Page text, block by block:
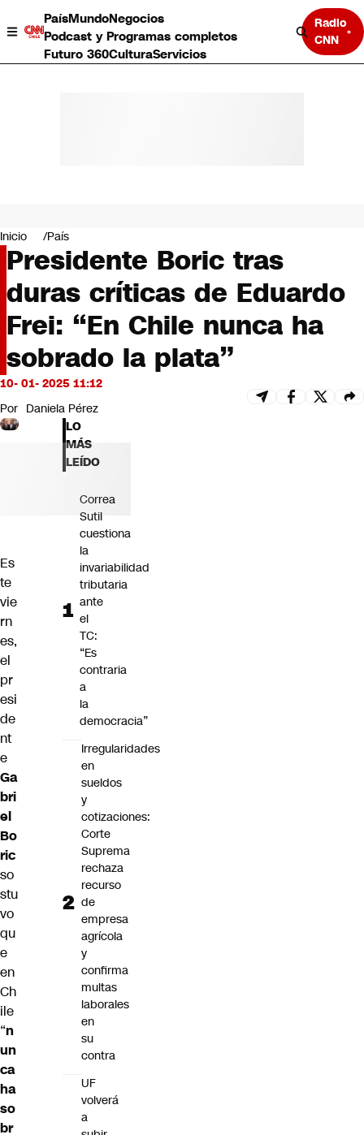
PaísMundoNegocios
Podcast y Programas completos
Futuro 360CulturaServicios
Radio
CNN
Negocios
Deportes
Programas completos
Cultura
Servicios
Bits
CNN tiempo
Futuro 360
Inicio País
Presidente Boric tras
duras críticas de Eduardo
Frei: “En Chile nunca ha
sobrado la plata”
10- 01- 2025 11:12
Por Daniela Pérez
Es
te
vie
rn
es,
el
pr
esi
de
nt
e
Ga
bri
el
Bo
ric
so
stu
vo
qu
e
en
Ch
ile
“n
un
ca
ha
so
br
LO
MÁS
LEÍDO
Correa
Sutil
cuestiona
la
invariabilidad
tributaria
ante
el
TC:
“Es
contraria
a
la
democracia”
Irregularidades
en
sueldos
y
cotizaciones:
Corte
Suprema
rechaza
recurso
de
empresa
agrícola
y
confirma
multas
laborales
en
su
contra
UF
volverá
a